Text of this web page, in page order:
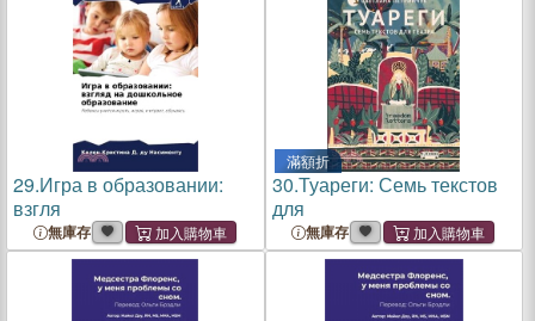
29.Игра в образовании:
взгля
無庫存
滿額折
30.Туареги: Семь текстов
для
無庫存